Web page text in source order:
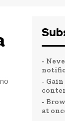
-
-
-
at